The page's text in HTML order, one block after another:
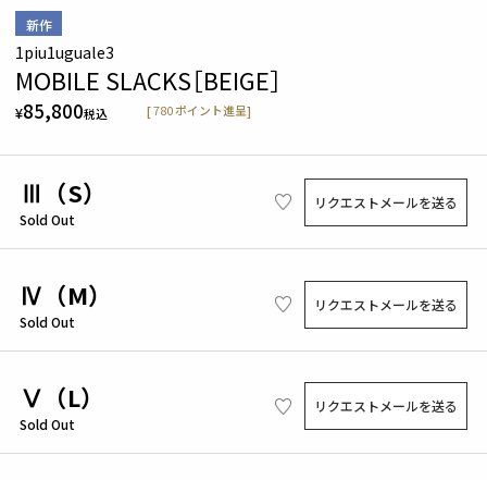
新作
1piu1uguale3
MOBILE SLACKS［BEIGE］
¥85,800税込 [780 ポイント進呈]
Ⅲ（S）
Sold Out
リクエストメールを送る
Ⅳ（M）
Sold Out
リクエストメールを送る
Ⅴ（L）
Sold Out
リクエストメールを送る